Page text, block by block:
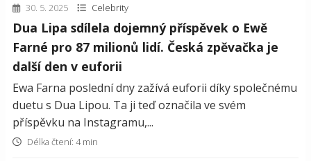
30. 5. 2025 Celebrity
Dua Lipa sdílela dojemný příspěvek o Ewě
Farné pro 87 milionů lidí. Česká zpěvačka je
další den v euforii
Ewa Farna poslední dny zažívá euforii díky společnému
duetu s Dua Lipou. Ta ji teď označila ve svém
příspěvku na Instagramu,...
Délka čtení: 4 min